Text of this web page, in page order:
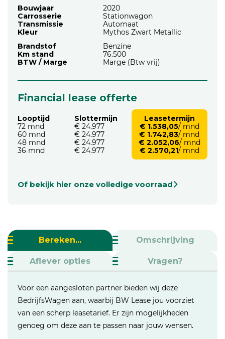
Bouwjaar
2020
Carrosserie
Stationwagon
Transmissie
Automaat
Kleur
Mythos Zwart Metallic
Brandstof
Benzine
Km stand
76.500
BTW / Marge
Marge (Btw vrij)
Financial lease offerte
Looptijd
72 mnd
60 mnd
48 mnd
36 mnd
Slottermijn
€ 24.977
€ 24.977
€ 24.977
€ 24.977
Leasetermijn
€ 1.538,05/ mnd
€ 1.742,83/ mnd
€ 2.052,06/ mnd
€ 2.570,21/ mnd
Of bekijk hier onze volledige voorraad
Bereken... Omschrijving
Aflever opties Vragen?
Voor een aangesloten partner bieden wij deze
BedrijfsWagen aan, waarbij BW Lease jou voorziet
van een scherp leasetarief. Er zijn mogelijkheden
genoeg om deze aan te passen naar jouw wensen.